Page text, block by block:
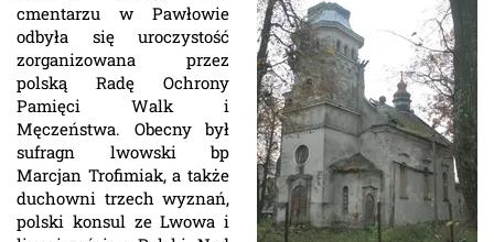
cmentarzu w Pawłowie
odbyła się uroczystość
zorganizowana przez
polską Radę Ochrony
Pamięci Walk i
Męczeństwa. Obecny był
sufragn lwowski bp
Marcjan Trofimiak, a także
duchowni trzech wyznań,
polski konsul ze Lwowa i